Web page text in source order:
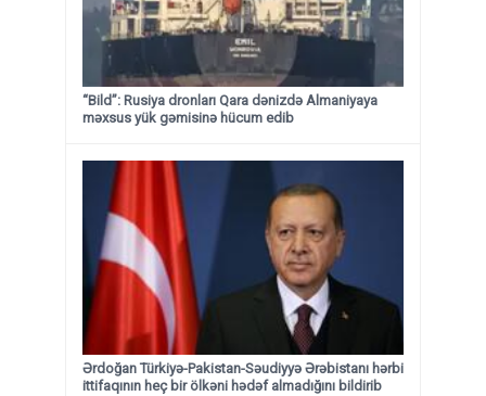
“Bild”: Rusiya dronları Qara dənizdə Almaniyaya
məxsus yük gəmisinə hücum edib
Ərdoğan Türkiyə-Pakistan-Səudiyyə Ərəbistanı hərbi
ittifaqının heç bir ölkəni hədəf almadığını bildirib